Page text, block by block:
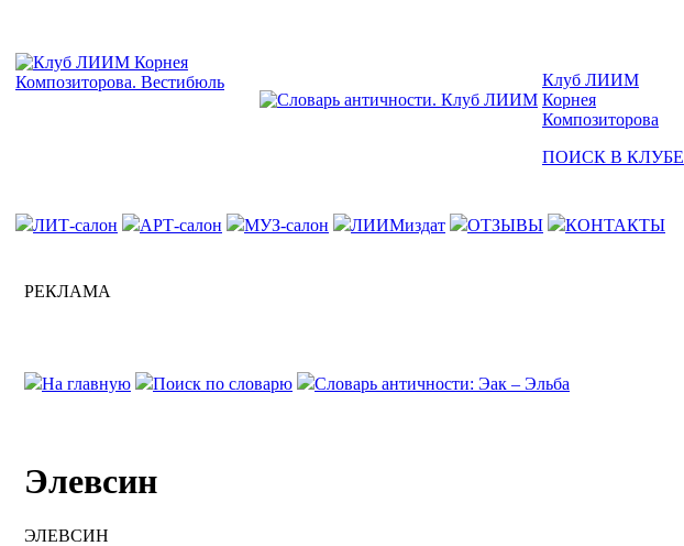
Клуб ЛИИМ
Корнея
Композиторова
ПОИСК В КЛУБЕ
ЛИТ-салон АРТ-салон МУЗ-салон ЛИИМиздат ОТЗЫВЫ КОНТАКТЫ
РЕКЛАМА
На главную Поиск по словарю Словарь античности: Эак – Эльба
Элевсин
ЭЛЕВСИН